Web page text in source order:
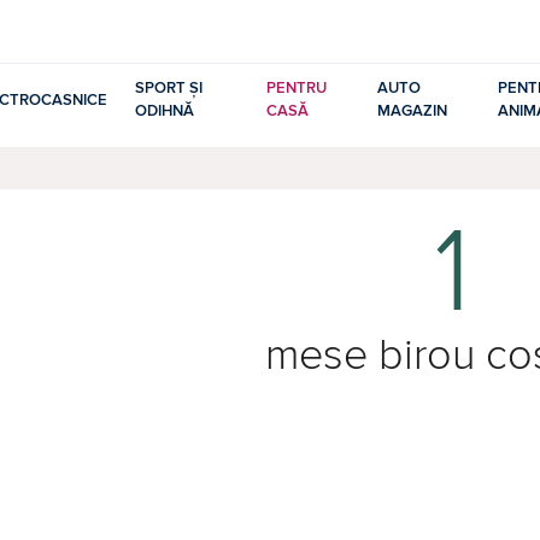
SPORT ȘI
ODIHNĂ
PENTRU
CASĂ
AUTO
MAGAZIN
1
mese birou